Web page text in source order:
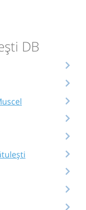
DB